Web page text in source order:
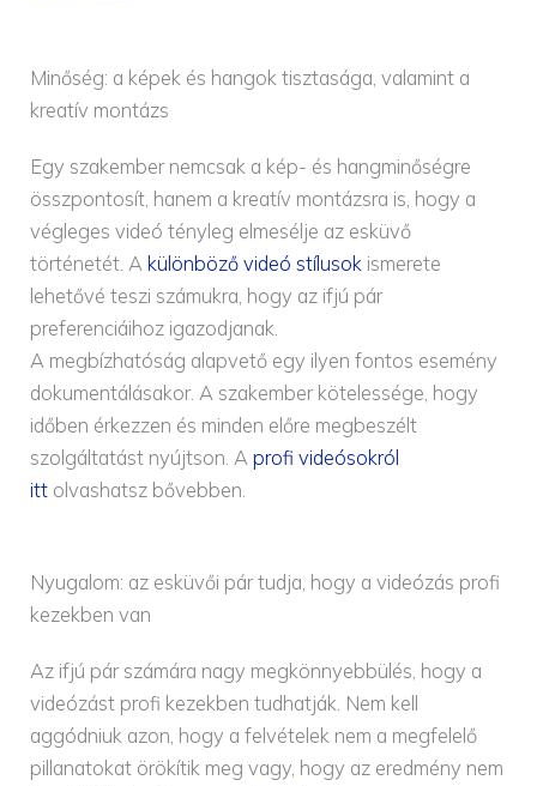
Minőség: a képek és hangok tisztasága, valamint a
kreatív montázs
Egy szakember nemcsak a kép- és hangminőségre
összpontosít, hanem a kreatív montázsra is, hogy a
végleges videó tényleg elmesélje az esküvő
történetét. A különböző videó stílusok ismerete
lehetővé teszi számukra, hogy az ifjú pár
preferenciáihoz igazodjanak.
A megbízhatóság alapvető egy ilyen fontos esemény
dokumentálásakor. A szakember kötelessége, hogy
időben érkezzen és minden előre megbeszélt
szolgáltatást nyújtson. Aprofi videósokról
itt olvashatsz bővebben.
Nyugalom: az esküvői pár tudja, hogy a videózás profi
kezekben van
Az ifjú pár számára nagy megkönnyebbülés, hogy a
videózást profi kezekben tudhatják. Nem kell
aggódniuk azon, hogy a felvételek nem a megfelelő
pillanatokat örökítik meg vagy, hogy az eredmény nem